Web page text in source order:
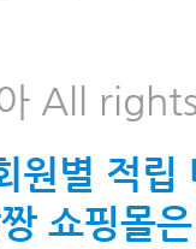
All
원별 적
쇼핑몰